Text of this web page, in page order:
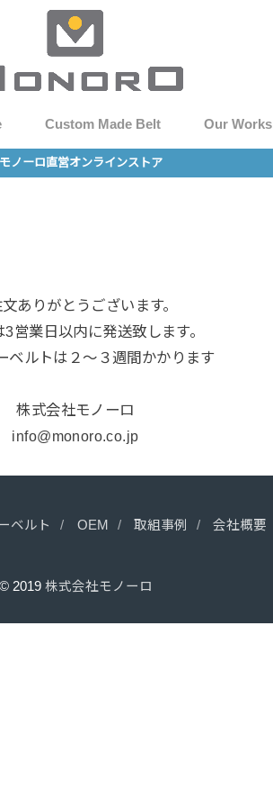
Custom Made Belt Our Works
モノーロ直営オンラインストア
ありがとうございます。
3営業日以内に発送致します。
ベルトは２〜３週間かかります
株式会社モノーロ
info@monoro.co.jp
ベルト OEM 取組事例 会社概要
© 2019 株式会社モノーロ